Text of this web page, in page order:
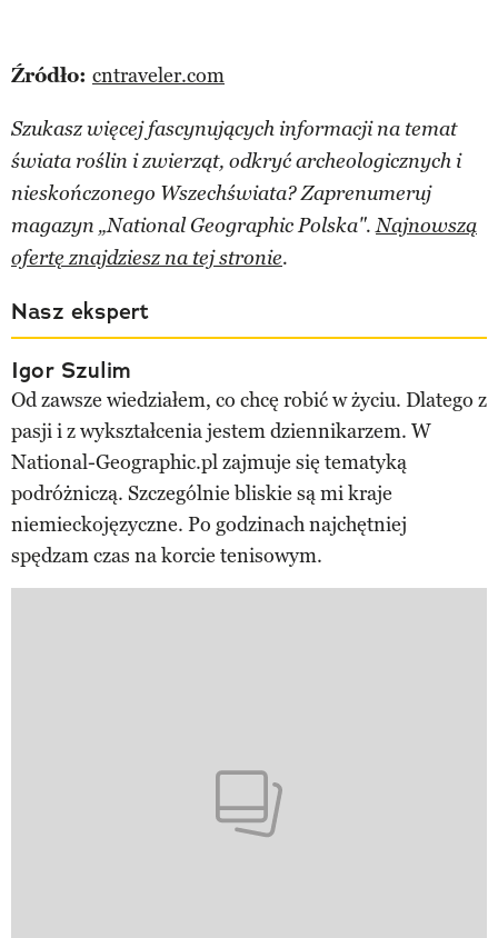
Źródło: cntraveler.com
Szukasz więcej fascynujących informacji na temat
świata roślin i zwierząt, odkryć archeologicznych i
nieskończonego Wszechświata? Zaprenumeruj
magazyn „National Geographic Polska".Najnowszą
ofertę znajdziesz na tej stronie.
Nasz ekspert
Igor Szulim
Od zawsze wiedziałem, co chcę robić w życiu. Dlatego z
pasji i z wykształcenia jestem dziennikarzem. W
National-Geographic.pl zajmuje się tematyką
podróżniczą. Szczególnie bliskie są mi kraje
niemieckojęzyczne. Po godzinach najchętniej
spędzam czas na korcie tenisowym.